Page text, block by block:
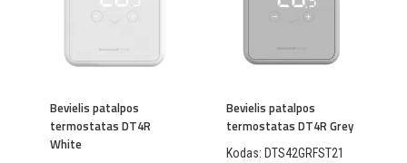
Bevielis patalpos
termostatas DT4R
White
Bevielis patalpos
termostatas DT4R Grey
Kodas: DTS42GRFST21